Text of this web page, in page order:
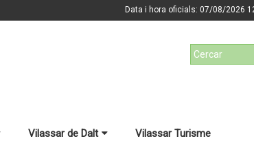
Data i hora oficials: 07/08/2026
Vilassar de Dalt Vilassar Turisme